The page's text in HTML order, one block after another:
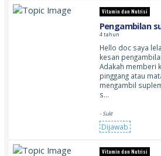
Vitamin dan Nutrisi
Pengambilan
4 tahun
Hello doc saya
kesan
Adakah memberi
pinggang atau
mengambil
s…
- Sulit
Dijawab
Vitamin dan Nutrisi